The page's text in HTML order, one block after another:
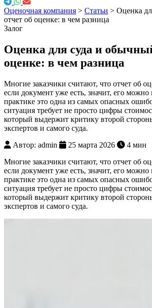
Оценочная компания > Статьи > Оценка
отчет об оценке: в чем разница
Залог
Оценка для суда и
оценке: в чем разница
Многие заказчики считают, что отчет об
если документ уже есть, значит, его можно
практике это одна из самых опасных
ситуация требует не просто цифры
который выдержит критику второй
экспертов и самого суда.
Автор: admin
25 марта 2026
4 мин
Многие заказчики считают, что отчет об
если документ уже есть, значит, его можно
практике это одна из самых опасных
ситуация требует не просто цифры
который выдержит критику второй
экспертов и самого суда.